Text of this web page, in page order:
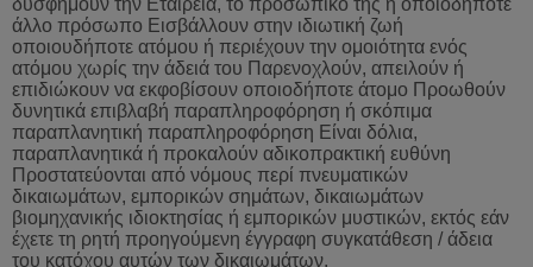
άλλο πρόσωπο Εισβάλλουν στην ιδιωτική ζωή
οποιουδήποτε ατόμου ή περιέχουν την ομοιότητα ενός
ατόμου χωρίς την άδειά του Παρενοχλούν, απειλούν ή
επιδιώκουν να εκφοβίσουν οποιοδήποτε άτομο Προωθούν
δυνητικά επιβλαβή παραπληροφόρηση ή σκόπιμα
παραπλανητική παραπληροφόρηση Είναι δόλια,
παραπλανητικά ή προκαλούν αδικοπρακτική ευθύνη
Προστατεύονται από νόμους περί πνευματικών
δικαιωμάτων, εμπορικών σημάτων, δικαιωμάτων
βιομηχανικής ιδιοκτησίας ή εμπορικών μυστικών, εκτός εάν
έχετε τη ρητή προηγούμενη έγγραφη συγκατάθεση / άδεια
του κατόχου αυτών των δικαιωμάτων.